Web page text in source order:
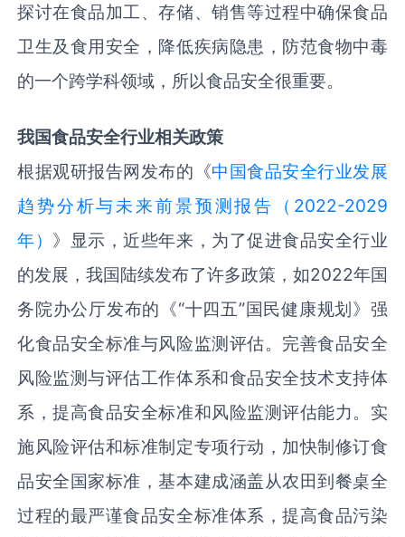
探讨在食品加工、存储、销售等过程中确保食品
卫生及食用安全，降低疾病隐患，防范食物中毒
的一个跨学科领域，所以食品安全很重要。
我国食品安全行业相关政策
根据观研报告网发布的《中国食品安全行业发展
趋势分析与未来前景预测报告（2022-2029
年） 》显示，近些年来，为了促进食品安全行业
的发展，我国陆续发布了许多政策，如2022年国
务院办公厅发布的《“十四五”国民健康规划》强
化食品安全标准与风险监测评估。完善食品安全
风险监测与评估工作体系和食品安全技术支持体
系，提高食品安全标准和风险监测评估能力。实
施风险评估和标准制定专项行动，加快制修订食
品安全国家标准，基本建成涵盖从农田到餐桌全
过程的最严谨食品安全标准体系，提高食品污染